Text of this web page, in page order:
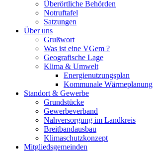
Überörtliche Behörden
Notruftafel
Satzungen
Über uns
Grußwort
Was ist eine VGem ?
Geografische Lage
Klima & Umwelt
Energienutzungsplan
Kommunale Wärmeplanung
Standort & Gewerbe
Grundstücke
Gewerbeverband
Nahversorgung im Landkreis
Breitbandausbau
Klimaschutzkonzept
Mitgliedsgemeinden